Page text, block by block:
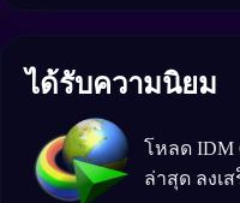
ได้รับความนิยม
โหลด IDM
ล่าสุด ลงเส